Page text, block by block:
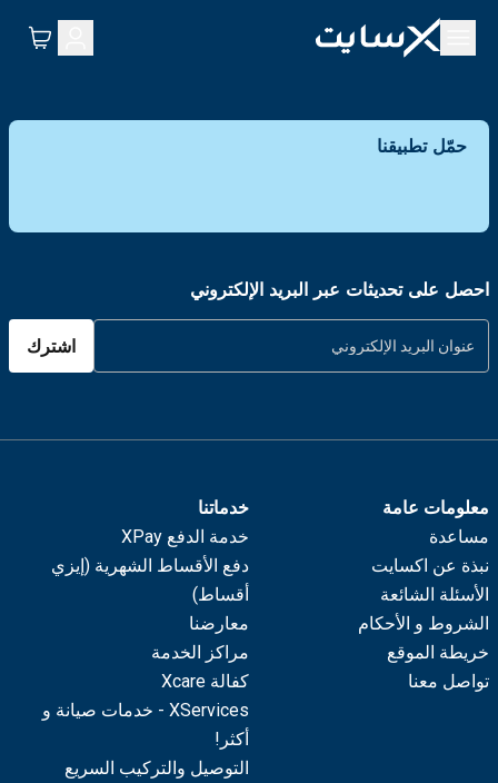
حمّل تطبيقنا
احصل على تحديثات عبر البريد الإلكتروني
اشترك
معلومات عامة
مساعدة
نبذة عن اكسايت
الأسئلة الشائعة
الشروط و الأحكام
خريطة الموقع
تواصل معنا
خدماتنا
خدمة الدفع XPay
دفع الأقساط الشهرية (إيزي
أقساط)
معارضنا
مراكز الخدمة
كفالة Xcare
XServices - خدمات صيانة و
أكثر!
التوصيل والتركيب السريع